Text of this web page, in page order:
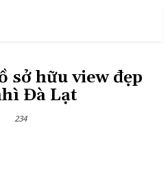
sở hữu view đẹp
Đà Lạt
234